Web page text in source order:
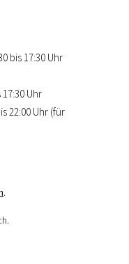
bis 17:30 Uhr
17:30 Uhr
22:00 Uhr (für
.